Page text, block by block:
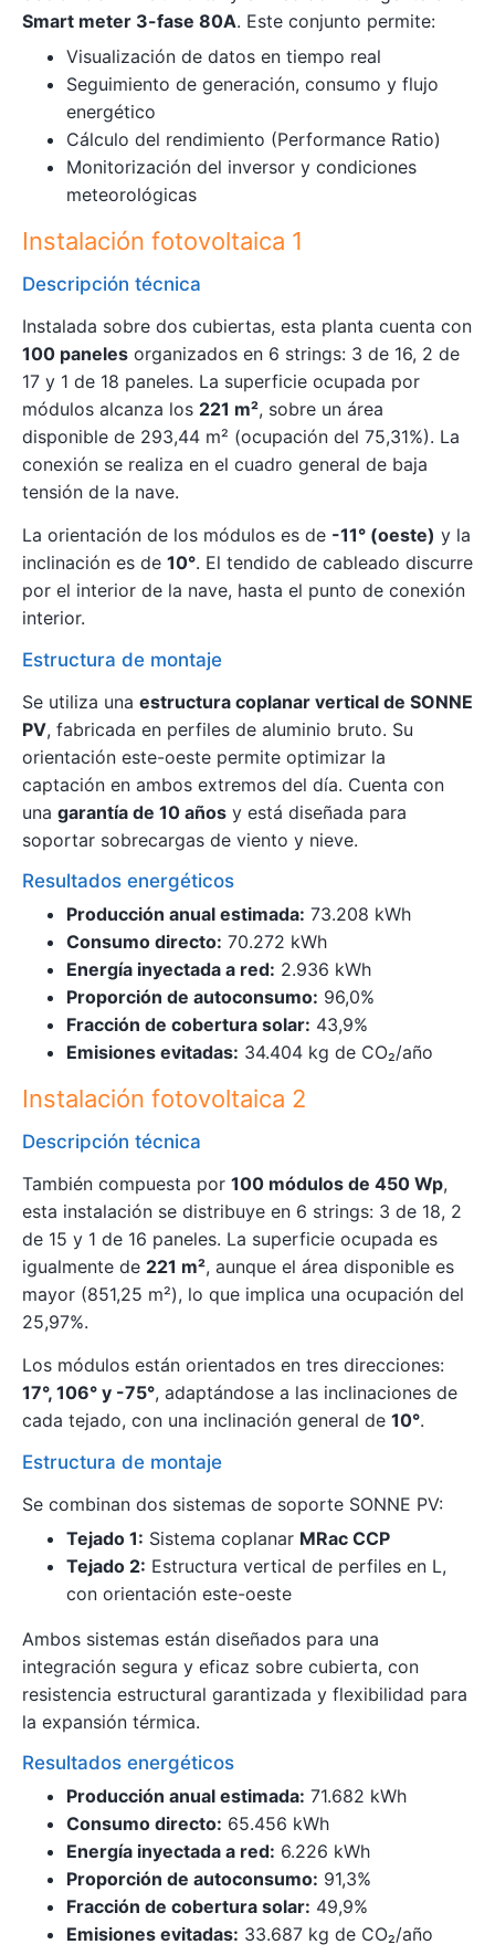
Smart meter 3-fase 80A. Este conjunto permite:
Visualización de datos en tiempo real
Seguimiento de generación, consumo y flujo
energético
Cálculo del rendimiento (Performance Ratio)
Monitorización del inversor y condiciones
meteorológicas
Instalación fotovoltaica 1
Descripción técnica
Instalada sobre dos cubiertas, esta planta cuenta con
100 paneles organizados en 6 strings: 3 de 16, 2 de
17 y 1 de 18 paneles. La superficie ocupada por
módulos alcanza los 221 m², sobre un área
disponible de 293,44 m² (ocupación del 75,31%). La
conexión se realiza en el cuadro general de baja
tensión de la nave.
La orientación de los módulos es de -11° (oeste) y la
inclinación es de 10°. El tendido de cableado discurre
por el interior de la nave, hasta el punto de conexión
interior.
Estructura de montaje
Se utiliza una estructura coplanar vertical de SONNE
PV, fabricada en perfiles de aluminio bruto. Su
orientación este-oeste permite optimizar la
captación en ambos extremos del día. Cuenta con
una garantía de 10 años y está diseñada para
soportar sobrecargas de viento y nieve.
Resultados energéticos
Producción anual estimada: 73.208 kWh
Consumo directo: 70.272 kWh
Energía inyectada a red: 2.936 kWh
Proporción de autoconsumo: 96,0%
Fracción de cobertura solar: 43,9%
Emisiones evitadas: 34.404 kg de CO₂/año
Instalación fotovoltaica 2
Descripción técnica
También compuesta por 100 módulos de 450 Wp,
esta instalación se distribuye en 6 strings: 3 de 18, 2
de 15 y 1 de 16 paneles. La superficie ocupada es
igualmente de 221 m², aunque el área disponible es
mayor (851,25 m²), lo que implica una ocupación del
25,97%.
Los módulos están orientados en tres direcciones:
17°, 106° y -75°, adaptándose a las inclinaciones de
cada tejado, con una inclinación general de 10°.
Estructura de montaje
Se combinan dos sistemas de soporte SONNE PV:
Tejado 1: Sistema coplanar MRac CCP
Tejado 2: Estructura vertical de perfiles en L,
con orientación este-oeste
Ambos sistemas están diseñados para una
integración segura y eficaz sobre cubierta, con
resistencia estructural garantizada y flexibilidad para
la expansión térmica.
Resultados energéticos
Producción anual estimada: 71.682 kWh
Consumo directo: 65.456 kWh
Energía inyectada a red: 6.226 kWh
Proporción de autoconsumo: 91,3%
Fracción de cobertura solar: 49,9%
Emisiones evitadas: 33.687 kg de CO₂/año